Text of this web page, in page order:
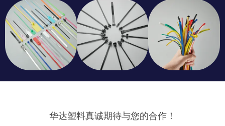
华达塑料真诚期待与您的合作！